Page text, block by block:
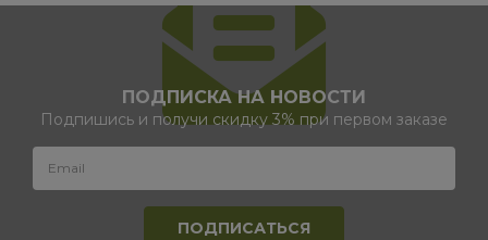
ПОДПИСКА НА НОВОСТИ
Подпишись и получи скидку 3% при первом заказе